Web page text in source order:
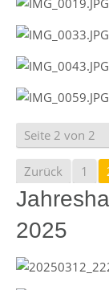
Seite 2 von 2
Zurück 1
2025